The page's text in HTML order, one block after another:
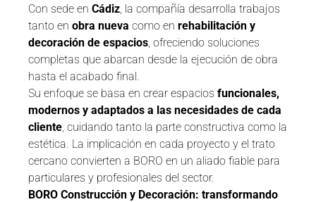
Con sede en Cádiz , la compañía desarrolla trabajos
tanto en obra nueva como en rehabilitación y
decoración de espacios , ofreciendo soluciones
completas que abarcan desde la ejecución de obra
hasta el acabado final.
Su enfoque se basa en crear espacios funcionales,
modernos y adaptados a las necesidades de cada
cliente , cuidando tanto la parte constructiva como la
estética. La implicación en cada proyecto y el trato
cercano convierten a BORO en un aliado fiable para
particulares y profesionales del sector.
BORO Construcción y Decoración: transformando